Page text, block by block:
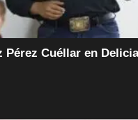
Pérez Cuéllar en